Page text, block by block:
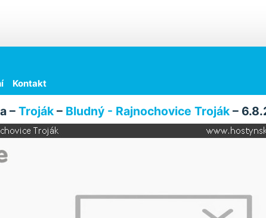
Kontakt
– Troják– Bludný - Rajnochovice Troják–